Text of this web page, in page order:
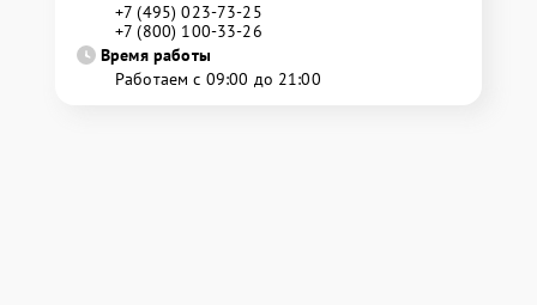
+7 (495) 023-73-25
+7 (800) 100-33-26
Время работы
Работаем с 09:00 до 21:00